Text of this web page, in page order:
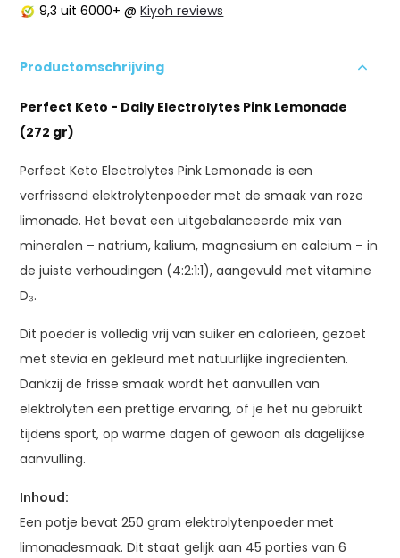
9,3 uit 6000+ @Kiyoh reviews
Productomschrijving
Perfect Keto - Daily Electrolytes Pink Lemonade
(272 gr)
Perfect Keto Electrolytes Pink Lemonade is een
verfrissend elektrolytenpoeder met de smaak van roze
limonade. Het bevat een uitgebalanceerde mix van
mineralen – natrium, kalium, magnesium en calcium – in
de juiste verhoudingen (4:2:1:1), aangevuld met vitamine
D₃.
Dit poeder is volledig vrij van suiker en calorieën, gezoet
met stevia en gekleurd met natuurlijke ingrediënten.
Dankzij de frisse smaak wordt het aanvullen van
elektrolyten een prettige ervaring, of je het nu gebruikt
tijdens sport, op warme dagen of gewoon als dagelijkse
aanvulling.
Inhoud:
Een potje bevat 250 gram elektrolytenpoeder met
limonadesmaak. Dit staat gelijk aan 45 porties van 6